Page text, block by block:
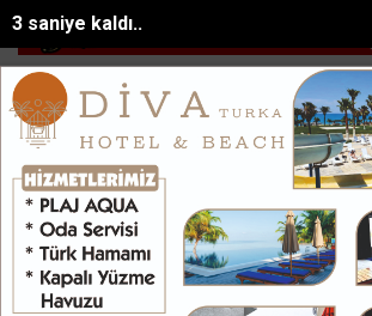
2 saniye kaldı..
Uluslararası Bisiklet